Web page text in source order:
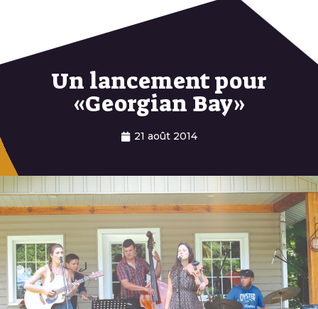
Un lancement pour
«Georgian Bay»
21 août 2014